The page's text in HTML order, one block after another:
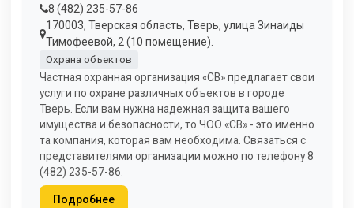
8 (482) 235-57-86
170003, Тверская область, Тверь, улица Зинаиды
Тимофеевой, 2 (10 помещение).
Охрана объектов
Частная охранная организация «СВ» предлагает свои
услуги по охране различных объектов в городе
Тверь. Если вам нужна надежная защита вашего
имущества и безопасности, то ЧОО «СВ» - это именно
та компания, которая вам необходима. Связаться с
представителями организации можно по телефону 8
(482) 235-57-86.
Подробнее